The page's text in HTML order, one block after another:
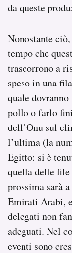
da queste
Nonostante
tempo che
trascorrono a
speso in una
quale
pollo o farlo
dell’Onu sul
l’ultima (la
Egitto: si è
quella delle file
prossima sarà
Emirati Arabi,
delegati non
adeguati. Nel
eventi sono